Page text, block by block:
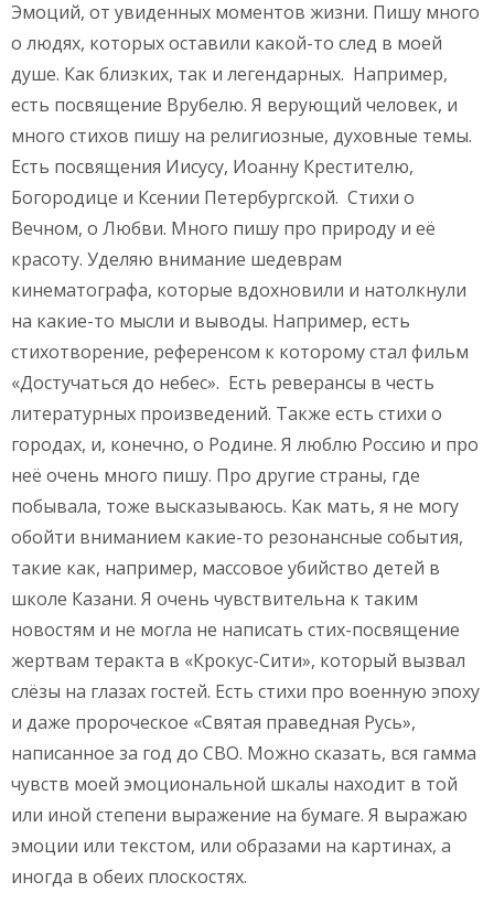
Эмоций, от увиденных моментов жизни. Пишу много
о людях, которых оставили какой-то след в моей
душе. Как близких, так и легендарных. Например,
есть посвящение Врубелю. Я верующий человек, и
много стихов пишу на религиозные, духовные темы.
Есть посвящения Иисусу, Иоанну Крестителю,
Богородице и Ксении Петербургской. Стихи о
Вечном, о Любви. Много пишу про природу и её
красоту. Уделяю внимание шедеврам
кинематографа, которые вдохновили и натолкнули
на какие-то мысли и выводы. Например, есть
стихотворение, референсом к которому стал фильм
«Достучаться до небес». Есть реверансы в честь
литературных произведений. Также есть стихи о
городах, и, конечно, о Родине. Я люблю Россию и про
неё очень много пишу. Про другие страны, где
побывала, тоже высказываюсь. Как мать, я не могу
обойти вниманием какие-то резонансные события,
такие как, например, массовое убийство детей в
школе Казани. Я очень чувствительна к таким
новостям и не могла не написать стих-посвящение
жертвам теракта в «Крокус-Сити», который вызвал
слёзы на глазах гостей. Есть стихи про военную эпоху
и даже пророческое «Святая праведная Русь»,
написанное за год до СВО. Можно сказать, вся гамма
чувств моей эмоциональной шкалы находит в той
или иной степени выражение на бумаге. Я выражаю
эмоции или текстом, или образами на картинах, а
иногда в обеих плоскостях.